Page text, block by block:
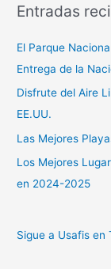
Entradas
El Parque
Entrega de la
Disfrute del Aire
EE.UU.
Las Mejores
Los Mejores
en 2024-2025
Sigue a Usafis en